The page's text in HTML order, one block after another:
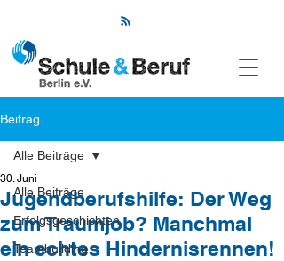
Beitrag
Alle Beiträge
Erfolgsgeschichten
Teambuilding
Alle Beiträge
Jugendberufshilfe: Der Weg
zum Traumjob? Manchmal
ein echtes Hindernisrennen!
30. Juni